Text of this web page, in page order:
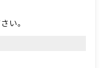
い。